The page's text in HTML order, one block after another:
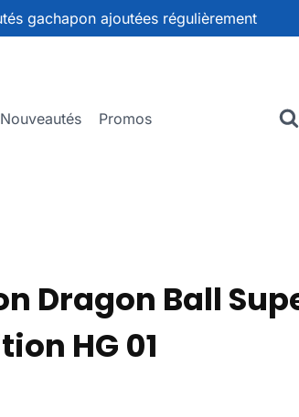
gachapon ajoutées régulièrement
Nouveautés Promos
Dragon Ball
HG 01